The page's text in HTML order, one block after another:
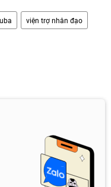
viện trợ nhân đạo